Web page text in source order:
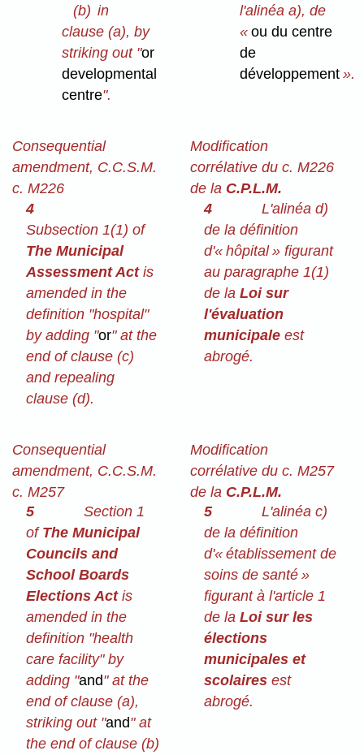
(b) in
clause (a), by
striking out "or
developmental
centre".
l'alinéa a), de
«ou du centre
de
développement ».
Consequential
amendment, C.C.S.M.
c. M226
4
Subsection 1(1) of
The Municipal
Assessment Actis
amended in the
definition "hospital"
by adding "or" at the
end of clause (c)
and repealing
clause (d).
Modification
corrélative du c. M226
de la C.P.L.M.
4
L'alinéa d)
de la définition
d'« hôpital » figurant
au paragraphe 1(1)
de laLoi sur
l'évaluation
municipale est
abrogé.
Consequential
amendment, C.C.S.M.
c. M257
5
Section 1
of The Municipal
Councils and
School Boards
Elections Actis
amended in the
definition "health
care facility" by
adding "and" at the
end of clause (a),
striking out "and" at
the end of clause (b)
Modification
corrélative du c. M257
de la C.P.L.M.
5
L'alinéa c)
de la définition
d'« établissement de
soins de santé »
figurant à l'article 1
de laLoi sur les
élections
municipales et
scolaires est
abrogé.